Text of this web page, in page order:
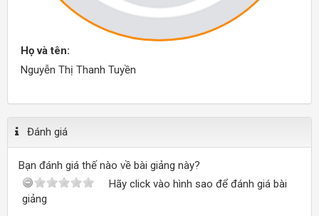
Họ và tên:
Nguyễn Thị Thanh Tuyền
Đánh giá
Bạn đánh giá thế nào về bài giảng này?
Hãy click vào hình sao để đánh giá bài
giảng